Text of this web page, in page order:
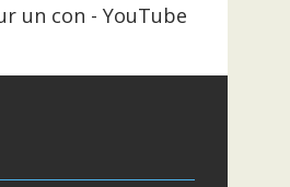
un con - YouTube